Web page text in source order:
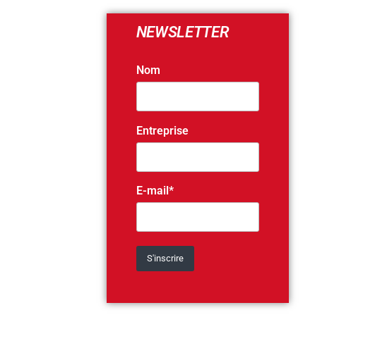
NEWSLETTER
Nom
Entreprise
E-mail*